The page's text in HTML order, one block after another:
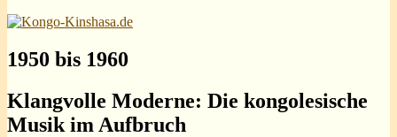
1950 bis 1960
Klangvolle Moderne: Die kongolesische
Musik im Aufbruch